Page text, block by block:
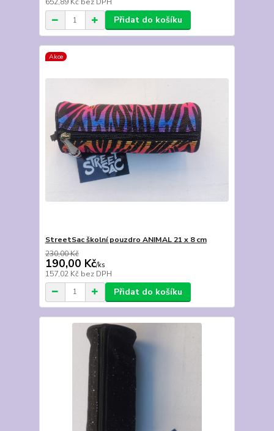
Přidat do košíku
Akce
StreetSac školní pouzdro ANIMAL 21 x 8 cm
230,00 Kč
190,00 Kč/ks
157,02 Kč bez DPH
Přidat do košíku